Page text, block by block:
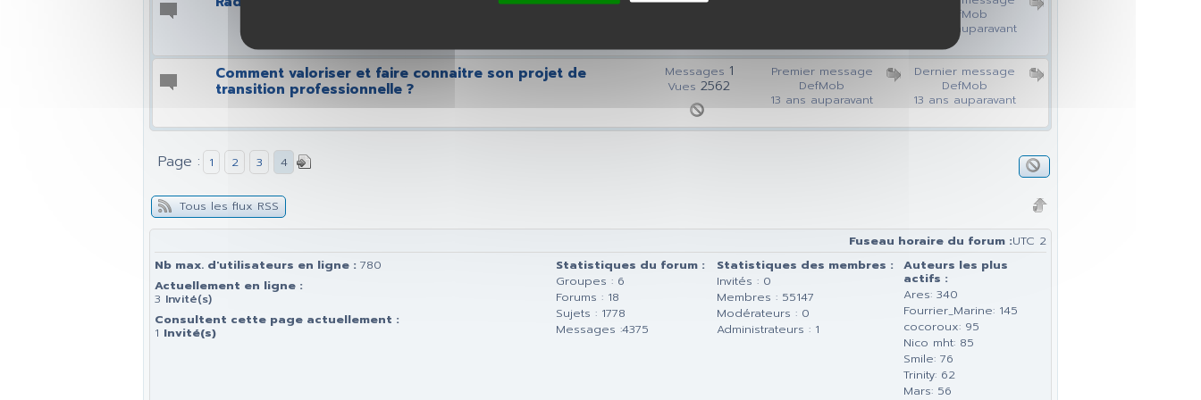
DefMob
12 ans auparavant
Comment valoriser et faire connaitre son projet de
transition professionnelle ?
Dernier message
DefMob
13 ans auparavant
Premier message
DefMob
13 ans auparavant
Messages 1
Vues2562
Page : 1 2 3 4
Tous les flux RSS
Fuseau horaire du forum :UTC 2
Nb max. d'utilisateurs en ligne : 780
Actuellement en ligne :
3 Invité(s)
Consultent cette page actuellement :
1 Invité(s)
Auteurs les plus
actifs :
Ares: 340
Fourrier_Marine: 145
cocoroux: 95
Nico mht: 85
Smile: 76
Trinity: 62
Mars: 56
Statistiques des membres :
Invités : 0
Membres : 55147
Modérateurs : 0
Administrateurs : 1
Statistiques du forum :
Groupes : 6
Forums : 18
Sujets : 1778
Messages :4375